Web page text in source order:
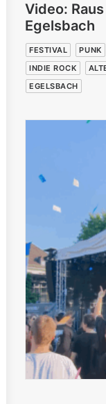
Video:
Egelsbach
FESTIVAL PUNK
INDIE ROCK
EGELSBACH